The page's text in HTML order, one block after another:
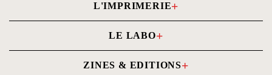
L'IMPRIMERIE
Carnets photo
Livres photo
Cartes
LE LABO
Tirages photo
ZINES & EDITIONS